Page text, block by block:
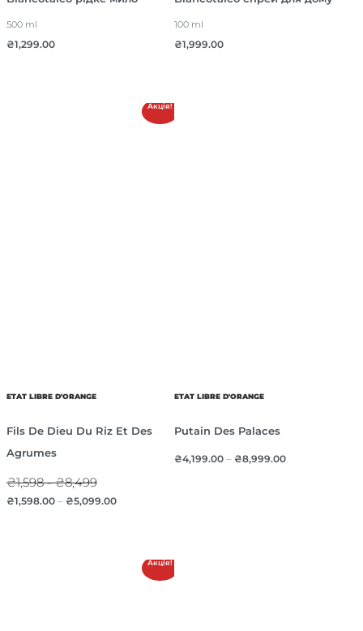
500 ml
₴1,299.00
100 ml
₴1,999.00
Акція!
ETAT LIBRE D'ORANGE
Fils De Dieu Du Riz Et Des
Agrumes
₴1,598 - ₴8,499
₴1,598.00– ₴5,099.00
ETAT LIBRE D'ORANGE
Putain Des Palaces
₴4,199.00 – ₴8,999.00
Акція!